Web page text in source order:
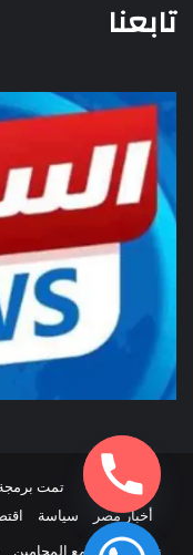
تابعنا
تمت
أخبار مصر
سياسة